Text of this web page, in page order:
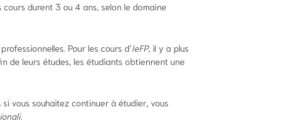
durent 3 ou 4 ans, selon le domaine
Pour les cours d’IeFP, il y a plus
de leurs études, les étudiants obtiennent une
vous souhaitez continuer à étudier, vous